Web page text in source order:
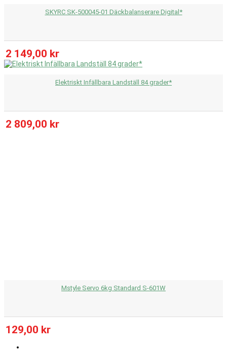
SKYRC SK-500045-01 Däckbalanserare Digital*
2 149,00 kr
Elektriskt Infällbara Landställ 84 grader*
2 809,00 kr
Mstyle Servo 6kg Standard S-601W
129,00 kr